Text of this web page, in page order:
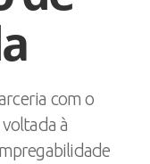
com o
à